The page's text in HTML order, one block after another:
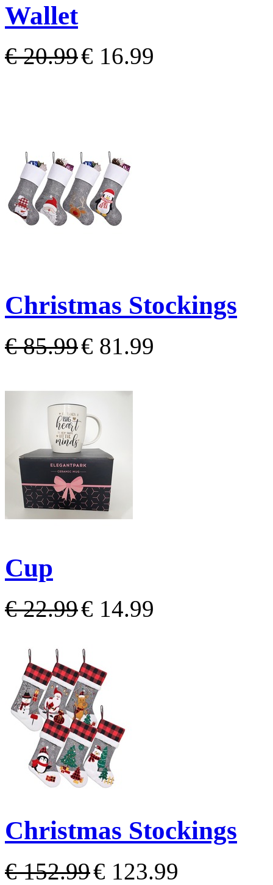
Wallet
€ 20.99€ 16.99
Christmas Stockings
€ 85.99€ 81.99
Cup
€ 22.99€ 14.99
Christmas Stockings
€ 152.99€ 123.99